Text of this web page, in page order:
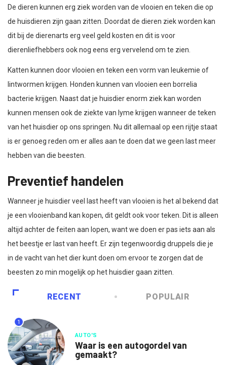
De dieren kunnen erg ziek worden van de vlooien en teken die op
de huisdieren zijn gaan zitten. Doordat de dieren ziek worden kan
dit bij de dierenarts erg veel geld kosten en dit is voor
dierenliefhebbers ook nog eens erg vervelend om te zien.
Katten kunnen door vlooien en teken een vorm van leukemie of
lintwormen krijgen. Honden kunnen van vlooien een borrelia
bacterie krijgen. Naast dat je huisdier enorm ziek kan worden
kunnen mensen ook de ziekte van lyme krijgen wanneer de teken
van het huisdier op ons springen. Nu dit allemaal op een rijtje staat
is er genoeg reden om er alles aan te doen dat we geen last meer
hebben van die beesten.
Preventief handelen
Wanneer je huisdier veel last heeft van vlooien is het al bekend dat
je een vlooienband kan kopen, dit geldt ook voor teken. Dit is alleen
altijd achter de feiten aan lopen, want we doen er pas iets aan als
het beestje er last van heeft. Er zijn tegenwoordig druppels die je
in de vacht van het dier kunt doen om ervoor te zorgen dat de
beesten zo min mogelijk op het huisdier gaan zitten.
RECENT POPULAIR
1
AUTO'S
Waar is een autogordel van
gemaakt?